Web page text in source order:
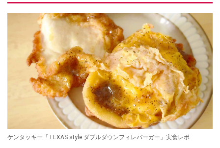
ケンタッキー「TEXAS style ダブルダウンフィレバーガー」実食レポ